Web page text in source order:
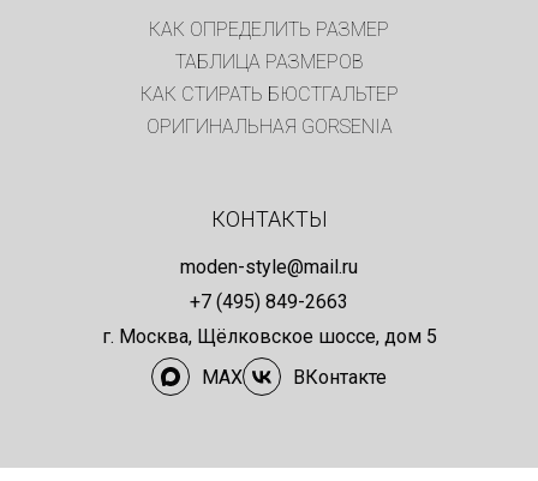
КАК ОПРЕДЕЛИТЬ РАЗМЕР
ТАБЛИЦА РАЗМЕРОВ
КАК СТИРАТЬ БЮСТГАЛЬТЕР
ОРИГИНАЛЬНАЯ GORSENIA
КОНТАКТЫ
moden-style@mail.ru
+7 (495) 849-2663
г. Москва, Щёлковское шоссе, дом 5
MAX
ВКонтакте